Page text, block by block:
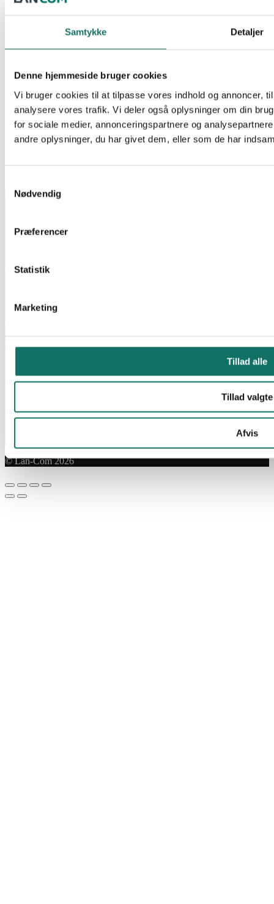
Samtykke Detaljer
Denne hjemmeside bruger cookies
Vi bruger cookies til at tilpasse vores indhold og annoncer,
analysere vores trafik. Vi deler også oplysninger om din
for sociale medier, annonceringspartnere og
andre oplysninger, du har givet dem, eller som de har
Nødvendig
Præferencer
Statistik
Marketing
Tillad alle
Tillad valgte
Afvis
Log ind for at se pris
Kategori 6 Patch Kabler
GIGA-LAN RJ45 UTP PATCH KBL KAT6 10M HVID
LSZH KAPPE COMPONENT COMPLIANT
Log ind for at se pris Læs mere
INFORMATION
CSR
Om Lan-Com
KONTAKT
Hassellunden 7
2765 Smørum
© Lan-Com 2026